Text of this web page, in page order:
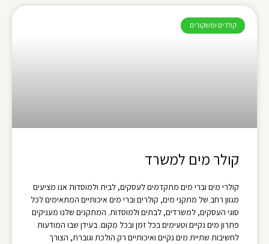
קולרים ומשקורים
קולר מים למשרד
קולרי מים וברי מים מתקדמים לעסקים, לבית ולמוסדות אנו מציעים
מגוון רחב של מתקני מים, קולרים וברי מים איכותיים המתאימים לכל
סוגי העסקים, למשרדים, לבתים ולמוסדות. המתקנים שלנו מעניקים
פתרון מים נקיים וטעימים בכל זמן ובכל מקום. בעידן שבו המודעות
לחשיבות שתיית מים נקיים ואיכותיים רק הולכת וגוברת, הצורך